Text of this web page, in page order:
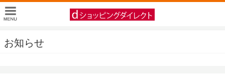
お知らせ